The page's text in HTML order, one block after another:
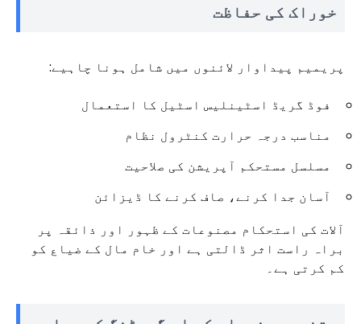
خوراک کی حفاظت
پریمیم پیداوار لائنوں میں شامل ہونا چاہیے:
فوڈ گریڈ اسٹینلیس اسٹیل کا استعمال
مناسب درجہ حرارت کنٹرول نظام
مسلسل مستحکم آپریشن کی صلاحیت
آسان جدا کرنے، صاف کرنے کا ڈیزائن
آلات کی استحکام مصنوعات کے ظہور اور ذائقہ پر
براہ راست اثر ڈالتی ہے اور خام مال کے ضیاع کو
کم کرتی ہے۔